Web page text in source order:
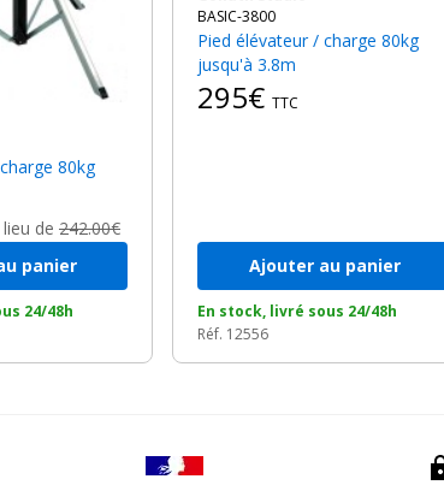
de 242.00€
panier
24/48h
BASIC-3800
Pied élévateur / charge 80kg
jusqu'à 3.8m
295€ TTC
Ajouter au panier
En stock, livré sous 24/48h
Réf. 12556